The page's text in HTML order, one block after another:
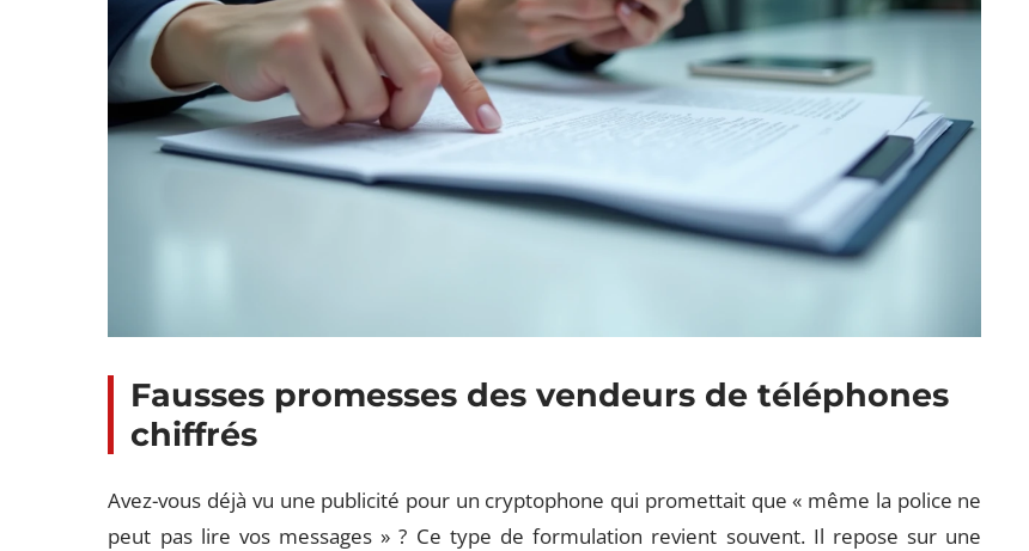
Fausses promesses des vendeurs de téléphones
chiffrés
Avez-vous déjà vu une publicité pour un cryptophone qui promettait que « même la police ne
peut pas lire vos messages » ? Ce type de formulation revient souvent. Il repose sur une